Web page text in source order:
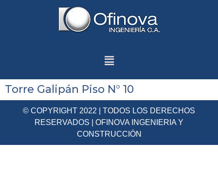
Torre Galipán Piso N° 10
© COPYRIGHT 2022 | TODOS LOS DERECHOS
RESERVADOS | OFINOVA INGENIERIA Y
CONSTRUCCIÓN